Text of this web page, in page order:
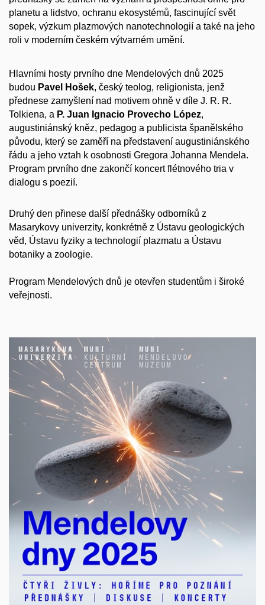
planetu a lidstvo, ochranu ekosystémů, fascinující svět
sopek, výzkum plazmových nanotechnologií a také na jeho
roli v moderním českém výtvarném umění.
Hlavními hosty prvního dne Mendelových dnů 2025
budou Pavel Hošek, český teolog, religionista, jenž
přednese zamyšlení nad motivem ohně v díle J. R. R.
Tolkiena, a P. Juan Ignacio Provecho López,
augustiniánský kněz, pedagog a publicista španělského
původu, který se zaměří na představení augustiniánského
řádu a jeho vztah k osobnosti Gregora Johanna Mendela.
Program prvního dne zakončí koncert flétnového tria v
dialogu s poezií.
Druhý den přinese další přednášky odborníků z
Masarykovy univerzity, konkrétně z Ústavu geologických
věd, Ústavu fyziky a technologií plazmatu a Ústavu
botaniky a zoologie.
Program Mendelových dnů je otevřen studentům i široké
veřejnosti.